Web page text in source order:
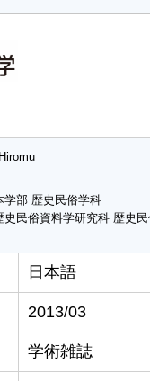
部 歴史民俗学科
民俗資料学研究科 歴史
日本語
2013/03
学術雑誌